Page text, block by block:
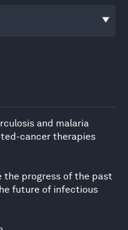
and malaria
cancer therapies
the progress of the past
future of infectious